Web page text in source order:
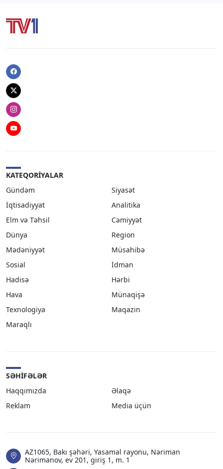
Facebook
Twitter
Instagram
Youtube
KATEQORIYALAR
Gündəm
Siyasət
İqtisadiyyat
Analitika
Elm və Təhsil
Cəmiyyət
Dünya
Region
Mədəniyyət
Müsahibə
Sosial
İdman
Hadisə
Hərbi
Hava
Münaqişə
Texnologiya
Maqazin
Maraqlı
SƏHIFƏLƏR
Haqqımızda
Əlaqə
Reklam
Media üçün
AZ1065, Bakı şəhəri, Yasamal rayonu, Nəriman
Nərimanov, ev 201, giriş 1, m. 1